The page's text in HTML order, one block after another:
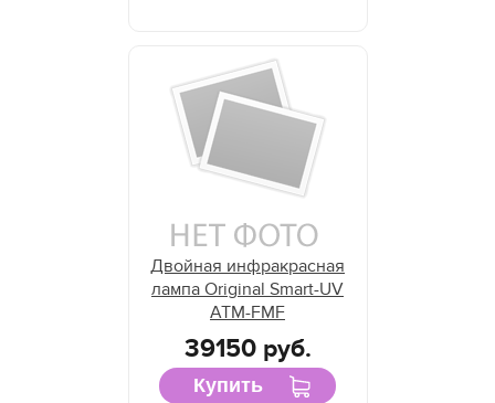
Двойная инфракрасная
лампа Original Smart-UV
ATM-FMF
39150 руб.
Купить